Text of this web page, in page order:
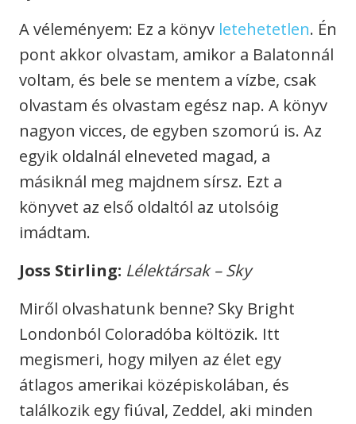
A véleményem: Ez a könyv letehetetlen. Én
pont akkor olvastam, amikor a Balatonnál
voltam, és bele se mentem a vízbe, csak
olvastam és olvastam egész nap. A könyv
nagyon vicces, de egyben szomorú is. Az
egyik oldalnál elneveted magad, a
másiknál meg majdnem sírsz. Ezt a
könyvet az első oldaltól az utolsóig
imádtam.
Joss Stirling: Lélektársak – Sky
Miről olvashatunk benne? Sky Bright
Londonból Coloradóba költözik. Itt
megismeri, hogy milyen az élet egy
átlagos amerikai középiskolában, és
találkozik egy fiúval, Zeddel, aki minden